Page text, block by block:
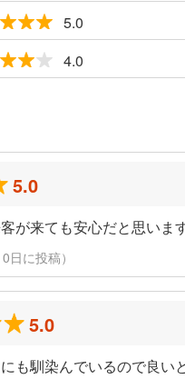
5.0
4.0
5.0
が来ても安心だと思います
に投稿）
5.0
も馴染んでいるので良い